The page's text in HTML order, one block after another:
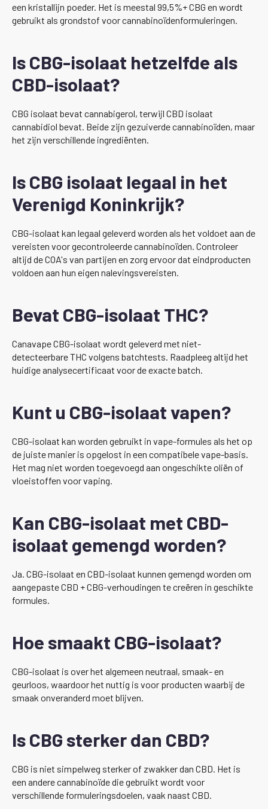
een kristallijn poeder. Het is meestal 99,5%+ CBG en wordt
gebruikt als grondstof voor cannabinoïdenformuleringen.
Is CBG-isolaat hetzelfde als
CBD-isolaat?
CBG isolaat bevat cannabigerol, terwijl CBD isolaat
cannabidiol bevat. Beide zijn gezuiverde cannabinoïden, maar
het zijn verschillende ingrediënten.
Is CBG isolaat legaal in het
Verenigd Koninkrijk?
CBG-isolaat kan legaal geleverd worden als het voldoet aan de
vereisten voor gecontroleerde cannabinoïden. Controleer
altijd de COA's van partijen en zorg ervoor dat eindproducten
voldoen aan hun eigen nalevingsvereisten.
Bevat CBG-isolaat THC?
Canavape CBG-isolaat wordt geleverd met niet-
detecteerbare THC volgens batchtests. Raadpleeg altijd het
huidige analysecertificaat voor de exacte batch.
Kunt u CBG-isolaat vapen?
CBG-isolaat kan worden gebruikt in vape-formules als het op
de juiste manier is opgelost in een compatibele vape-basis.
Het mag niet worden toegevoegd aan ongeschikte oliën of
vloeistoffen voor vaping.
Kan CBG-isolaat met CBD-
isolaat gemengd worden?
Ja. CBG-isolaat en CBD-isolaat kunnen gemengd worden om
aangepaste CBD + CBG-verhoudingen te creëren in geschikte
formules.
Hoe smaakt CBG-isolaat?
CBG-isolaat is over het algemeen neutraal, smaak- en
geurloos, waardoor het nuttig is voor producten waarbij de
smaak onveranderd moet blijven.
Is CBG sterker dan CBD?
CBG is niet simpelweg sterker of zwakker dan CBD. Het is
een andere cannabinoïde die gebruikt wordt voor
verschillende formuleringsdoelen, vaak naast CBD.